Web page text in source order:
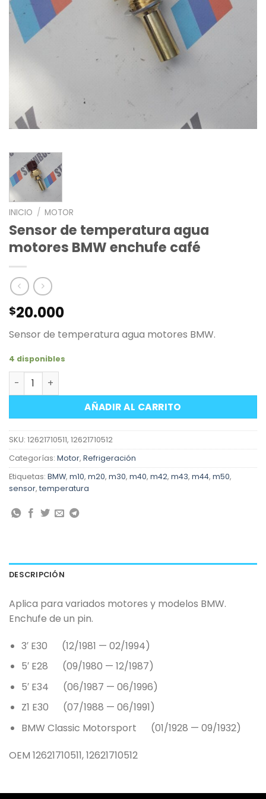
INICIO / MOTOR
Sensor de temperatura agua
motores BMW enchufe café
$20.000
Sensor de temperatura agua motores BMW.
4 disponibles
Sensor de temperatura agua motores BMW enchufe
AÑADIR AL CARRITO
SKU: 12621710511, 12621710512
Categorías: Motor, Refrigeración
Etiquetas: BMW, m10, m20, m30, m40, m42, m43, m44, m50,
sensor, temperatura
DESCRIPCIÓN
Aplica para variados motores y modelos BMW.
Enchufe de un pin.
3′ E30 (12/1981 — 02/1994)
5′ E28 (09/1980 — 12/1987)
5′ E34 (06/1987 — 06/1996)
Z1 E30 (07/1988 — 06/1991)
BMW Classic Motorsport (01/1928 — 09/1932)
OEM 12621710511, 12621710512